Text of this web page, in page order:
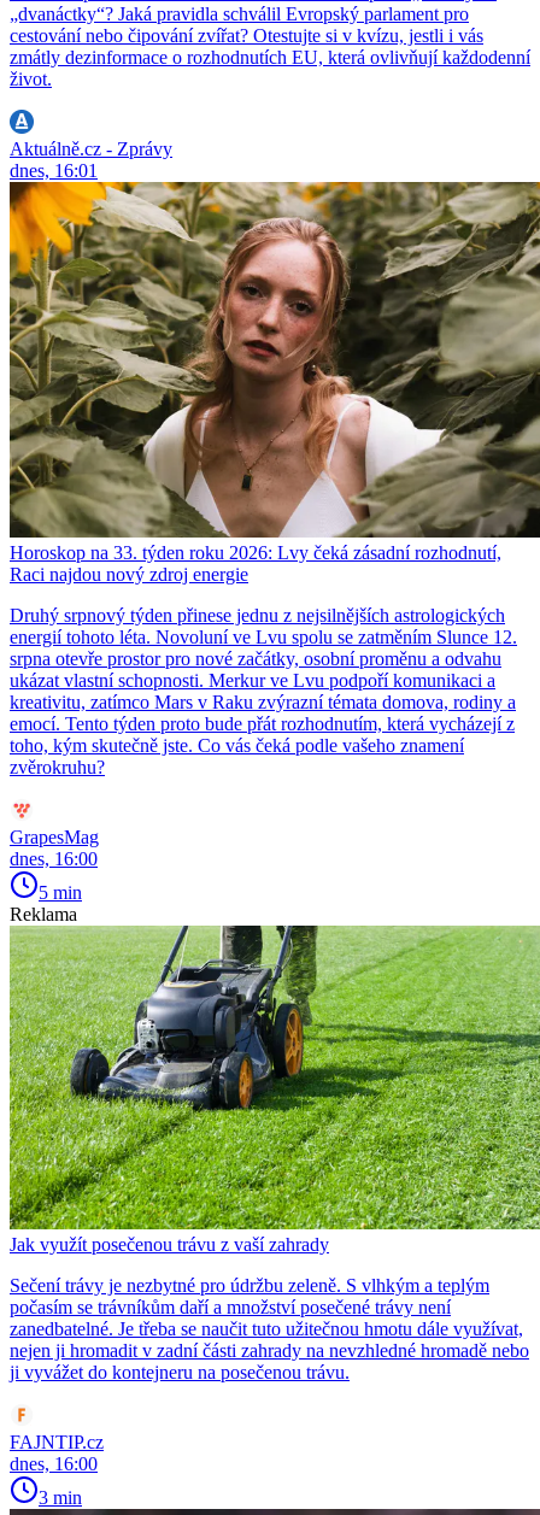
„dvanáctky“? Jaká pravidla schválil Evropský parlament pro
cestování nebo čipování zvířat? Otestujte si v kvízu, jestli i vás
zmátly dezinformace o rozhodnutích EU, která ovlivňují každodenní
život.
Aktuálně.cz - Zprávy
dnes, 16:01
Horoskop na 33. týden roku 2026: Lvy čeká zásadní rozhodnutí,
Raci najdou nový zdroj energie
Druhý srpnový týden přinese jednu z nejsilnějších astrologických
energií tohoto léta. Novoluní ve Lvu spolu se zatměním Slunce 12.
srpna otevře prostor pro nové začátky, osobní proměnu a odvahu
ukázat vlastní schopnosti. Merkur ve Lvu podpoří komunikaci a
kreativitu, zatímco Mars v Raku zvýrazní témata domova, rodiny a
emocí. Tento týden proto bude přát rozhodnutím, která vycházejí z
toho, kým skutečně jste. Co vás čeká podle vašeho znamení
zvěrokruhu?
GrapesMag
dnes, 16:00
5 min
Reklama
Jak využít posečenou trávu z vaší zahrady
Sečení trávy je nezbytné pro údržbu zeleně. S vlhkým a teplým
počasím se trávníkům daří a množství posečené trávy není
zanedbatelné. Je třeba se naučit tuto užitečnou hmotu dále využívat,
nejen ji hromadit v zadní části zahrady na nevzhledné hromadě nebo
ji vyvážet do kontejneru na posečenou trávu.
FAJNTIP.cz
dnes, 16:00
3 min